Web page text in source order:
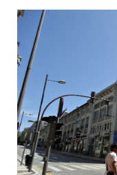
Activiteiten